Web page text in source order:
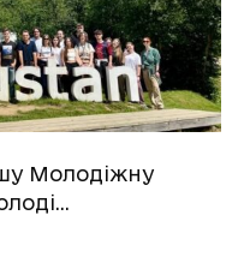
Молодіжну